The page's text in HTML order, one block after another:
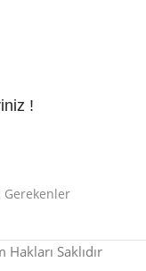
!
Gerekenler
Hakları Saklıdır